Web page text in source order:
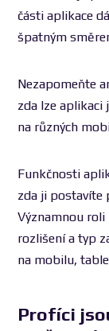
části aplikace
špatným
Nezapomeňte
zda lze
na různých
Funkčnosti
zda ji
Významnou
rozlišení a typ
na mobilu,
Profíci